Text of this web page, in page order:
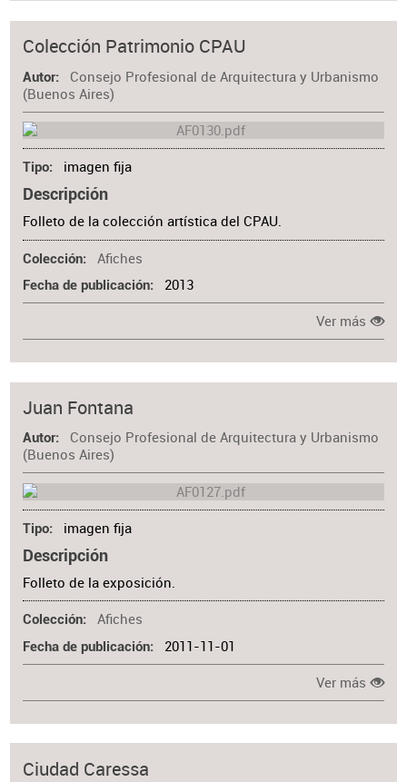
Colección Patrimonio CPAU
Autor
Consejo Profesional de Arquitectura y Urbanismo
(Buenos Aires)
Tipo imagen fija
Descripción
Folleto de la colección artística del CPAU.
Colección Afiches
Fecha de publicación 2013
Ver más
Juan Fontana
Autor
Consejo Profesional de Arquitectura y Urbanismo
(Buenos Aires)
Tipo imagen fija
Descripción
Folleto de la exposición.
Colección Afiches
Fecha de publicación 2011-11-01
Ver más
Ciudad Caressa